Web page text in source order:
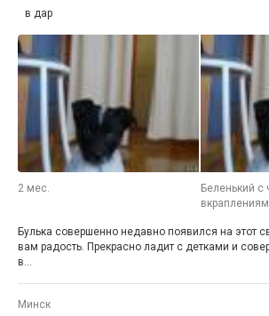
в дар
2 мес.
Беленький с
Булька совершенно недавно появился на этот
вам радость. Прекрасно ладит с детками и
в...
Минск